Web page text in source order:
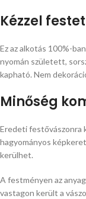
Kézzel
Ez az alkotás 100%-
nyomán született,
kapható. Nem
Minőség
Eredeti festővászonra
hagyományos
kerülhet.
A festményen az
vastagon került a